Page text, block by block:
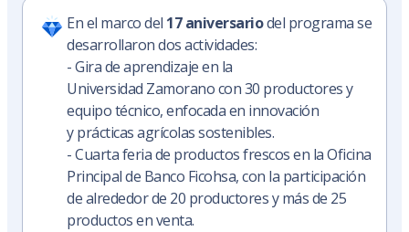
En el marco del 17 aniversariodel programa se
desarrollaron dos actividades:
- Gira de aprendizaje en la
Universidad Zamorano con 30 productores y
equipo técnico, enfocada en innovación
y prácticas agrícolas sostenibles.
- Cuarta feria de productos frescos en la Oficina
Principal de Banco Ficohsa, con la participación
de alrededor de 20 productores y más de 25
productos en venta.